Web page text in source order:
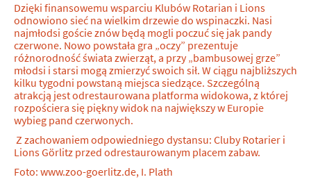
Dzięki finansowemu wsparciu Klubów Rotarian i Lions
odnowiono sieć na wielkim drzewie do wspinaczki. Nasi
najmłodsi goście znów będą mogli poczuć się jak pandy
czerwone. Nowo powstała gra „oczy” prezentuje
różnorodność świata zwierząt, a przy „bambusowej grze”
młodsi i starsi mogą zmierzyć swoich sił. W ciągu najbliższych
kilku tygodni powstaną miejsca siedzące. Szczególną
atrakcją jest odrestaurowana platforma widokowa, z której
rozpościera się piękny widok na największy w Europie
wybieg pand czerwonych.
Z zachowaniem odpowiedniego dystansu: Cluby Rotarier i
Lions Görlitz przed odrestaurowanym placem zabaw.
Foto: www.zoo-goerlitz.de, I. Plath